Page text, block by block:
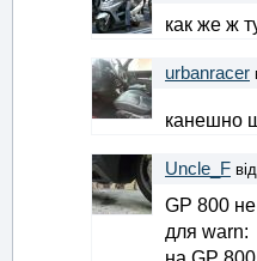
как же ж
urbanracer
канешно
Uncle_F
GP 800
для warn: